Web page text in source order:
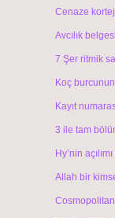
Cenaze
Avcılık
7 Şer ritmik
Koç
Kayıt
3 ile tam
Hy’nin
Allah bir
Cosmopolitan